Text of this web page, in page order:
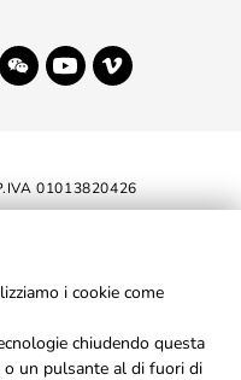
01013820426
i cookie come
chiudendo questa
un pulsante al di fuori di